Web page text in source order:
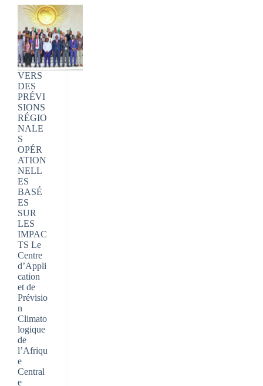
VERS
DES
PRÉVI
SIONS
RÉGIO
NALE
S
OPÉR
ATION
NELL
ES
BASÉ
ES
SUR
LES
IMPAC
TS Le
Centre
d’Appli
cation
et de
Prévisio
n
Climato
logique
de
l’Afriqu
e
Central
e